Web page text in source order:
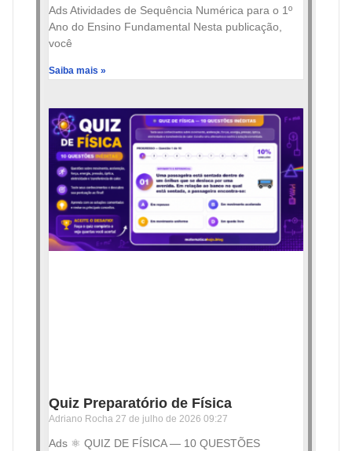
Ads Atividades de Sequência Numérica para o 1º
Ano do Ensino Fundamental Nesta publicação,
você
Saiba mais »
Quiz Preparatório de Física
Adriano Rocha 27 de julho de 2026 09:27
Ads ⚛️ QUIZ DE FÍSICA — 10 QUESTÕES